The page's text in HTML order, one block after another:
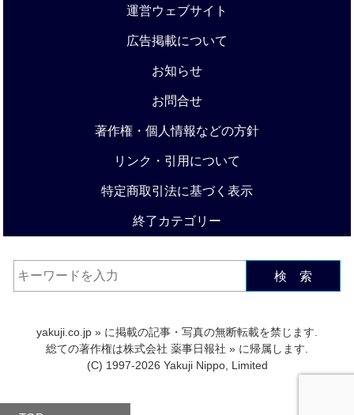
運営ウェブサイト
広告掲載について
お知らせ
お問合せ
著作権・個人情報などの方針
リンク・引用について
特定商取引法に基づく表示
終了カテゴリー
検 索
yakuji.co.jp » に掲載の記事・写真の無断転載を禁じます.
総ての著作権は株式会社 薬事日報社 » に帰属します.
(C) 1997-2026 Yakuji Nippo, Limited